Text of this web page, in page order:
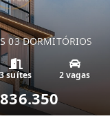
03 DORMITÓRIOS
3 suítes 2 vagas